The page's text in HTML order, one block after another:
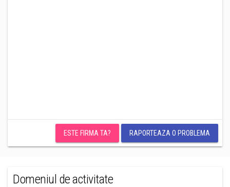
ESTE FIRMA TA? RAPORTEAZA O PROBLEMA
Domeniul de activitate